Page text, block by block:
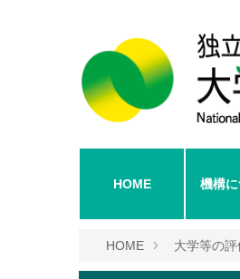
HOME 機構
HOME 大学等の評